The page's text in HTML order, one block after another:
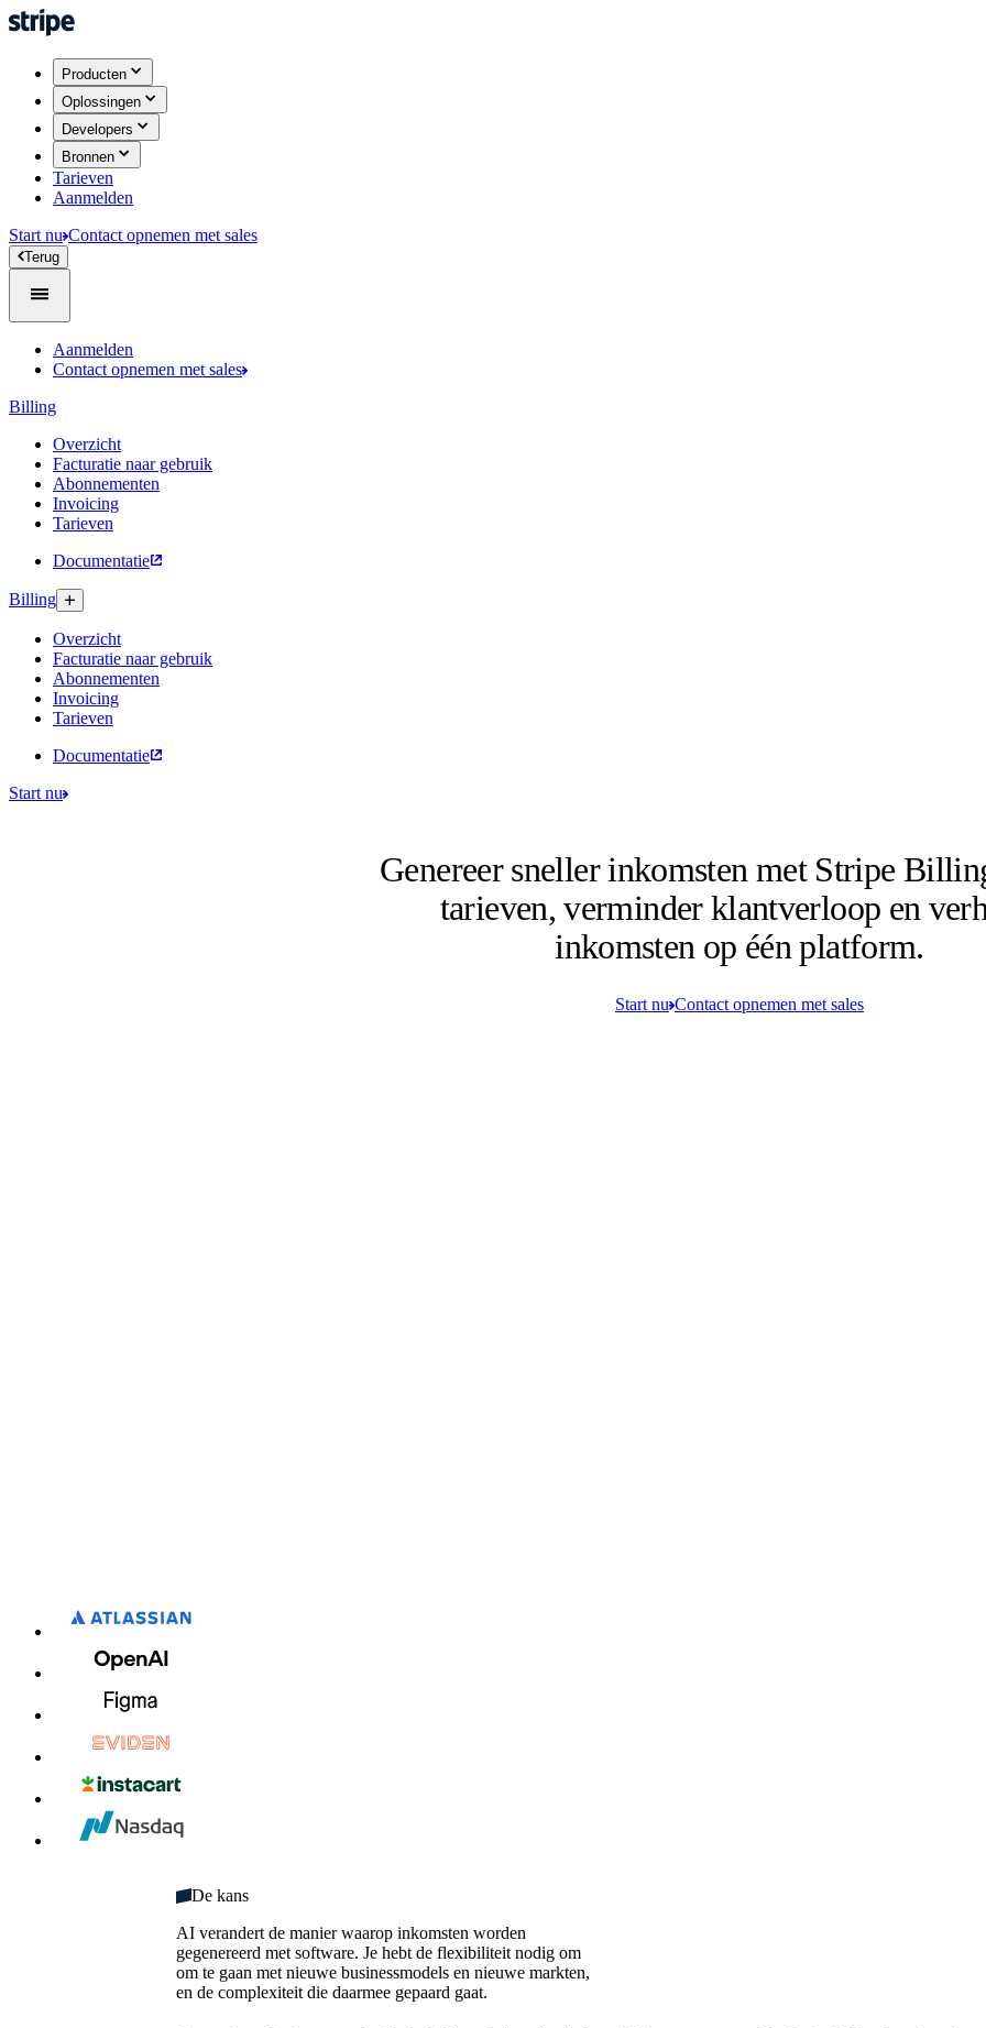
Producten
Oplossingen
Developers
Bronnen
Tarieven
Aanmelden
Start nu Contact opnemen met sales
Terug
Aanmelden
Contact opnemen met sales
Billing
Overzicht
Facturatie naar gebruik
Abonnementen
Invoicing
Tarieven
Documentatie
Billing
Overzicht
Facturatie naar gebruik
Abonnementen
Invoicing
Tarieven
Documentatie
Start nu
Genereer sneller inkomsten met Stripe
tarieven, verminder klantverloop en
inkomsten op één platform.
Start nu Contact opnemen met sales
De kans
AI verandert de manier waarop inkomsten worden
gegenereerd met software. Je hebt de flexibiliteit nodig om
om te gaan met nieuwe businessmodels en nieuwe markten,
en de complexiteit die daarmee gepaard gaat.